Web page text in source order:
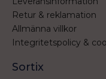
Retur & reklamation
Allmänna villkor
Integritetspolicy &
Sortix